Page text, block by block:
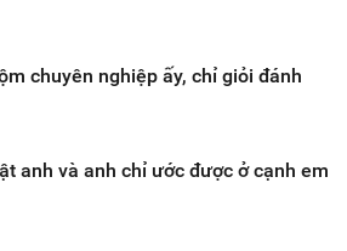
chuyên nghiệp ấy, chỉ giỏi đánh
anh và anh chỉ ước được ở cạnh em